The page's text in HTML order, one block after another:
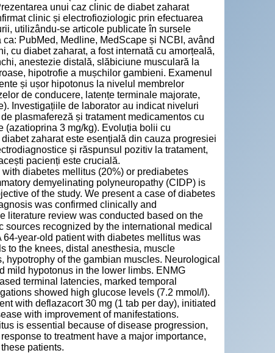
unui caz clinic de diabet zaharat
clinic și electrofioziologic prin efectuarea
utilizându-se articole publicate în sursele
PubMed, Medline, MedScape și NCBI, având
cu diabet zaharat, a fost internată cu amorțeală,
anestezie distală, slăbiciune musculară la
hipotrofie a mușchilor gambieni. Examenul
și ușor hipotonus la nivelul membrelor
de conducere, latențe terminale majorate,
Investigațiile de laborator au indicat niveluri
plasmafereză și tratament medicamentos cu
(azatioprina 3 mg/kg). Evoluția bolii cu
zaharat este esențială din cauza progresiei
și răspunsul pozitiv la tratament,
pacienți este crucială.
diabetes mellitus (20%) or prediabetes
demyelinating polyneuropathy (CIDP) is
of the study. We present a case of diabetes
was confirmed clinically and
literature review was conducted based on the
recognized by the international medical
year-old patient with diabetes mellitus was
to the knees, distal anesthesia, muscle
of the gambian muscles. Neurological
mild hypotonus in the lower limbs. ENMG
terminal latencies, marked temporal
showed high glucose levels (7.2 mmol/l).
with deflazacort 30 mg (1 tab per day), initiated
with improvement of manifestations.
is essential because of disease progression,
to treatment have a major importance,
patients.